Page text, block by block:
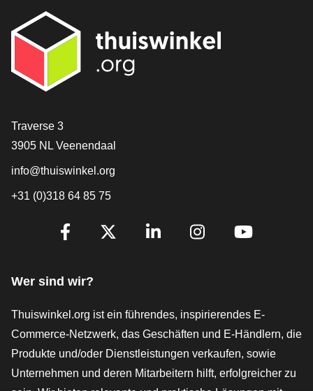
[_General:Contact]
Traverse 3
3905 NL Veenendaal
info@thuiswinkel.org
+31 (0)318 64 85 75
[_General:SocialMediaTitle]
Wer sind wir?
Thuiswinkel.org ist ein führendes, inspirierendes E-
Commerce-Netzwerk, das Geschäften und E-Händlern, die
Produkte und/oder Dienstleistungen verkaufen, sowie
Unternehmen und deren Mitarbeitern hilft, erfolgreicher zu